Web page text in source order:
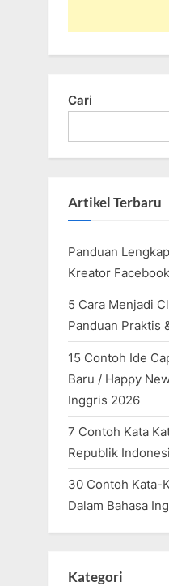
Cari
Artikel Terbaru
Panduan
Kreator
5 Cara Menjadi
Panduan Praktis
15 Contoh Ide
Baru / Happy
Inggris 2026
7 Contoh Kata
Republik
30 Contoh Kata-
Dalam Bahasa
Kategori